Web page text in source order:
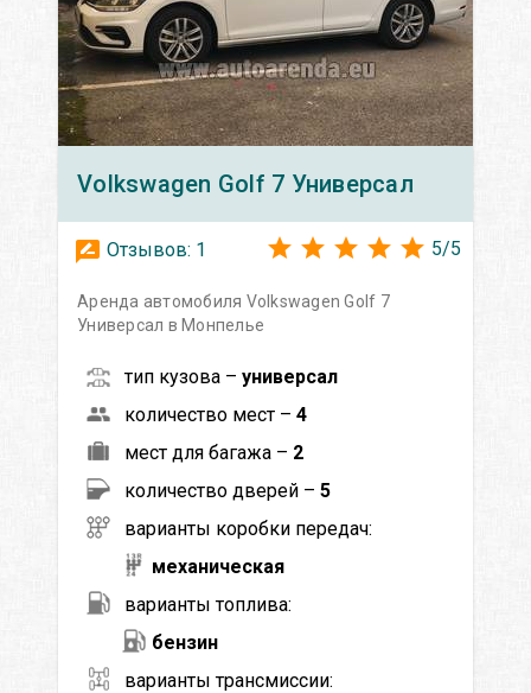
Volkswagen Golf 7 Универсал
Отзывов: 1 5/5
Аренда автомобиля Volkswagen Golf 7
Универсал в Монпелье
тип кузова – универсал
количество мест – 4
мест для багажа – 2
количество дверей – 5
варианты коробки передач:
механическая
варианты топлива:
бензин
варианты трансмиссии: